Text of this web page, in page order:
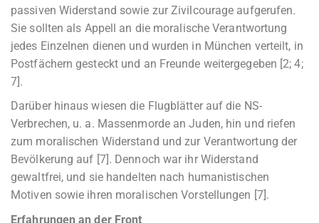
passiven Widerstand sowie zur Zivilcourage aufgerufen.
Sie sollten als Appell an die moralische Verantwortung
jedes Einzelnen dienen und wurden in München verteilt, in
Postfächern gesteckt und an Freunde weitergegeben [2; 4;
7].
Darüber hinaus wiesen die Flugblätter auf die NS-
Verbrechen, u. a. Massenmorde an Juden, hin und riefen
zum moralischen Widerstand und zur Verantwortung der
Bevölkerung auf [7]. Dennoch war ihr Widerstand
gewaltfrei, und sie handelten nach humanistischen
Motiven sowie ihren moralischen Vorstellungen [7].
Erfahrungen an der Front